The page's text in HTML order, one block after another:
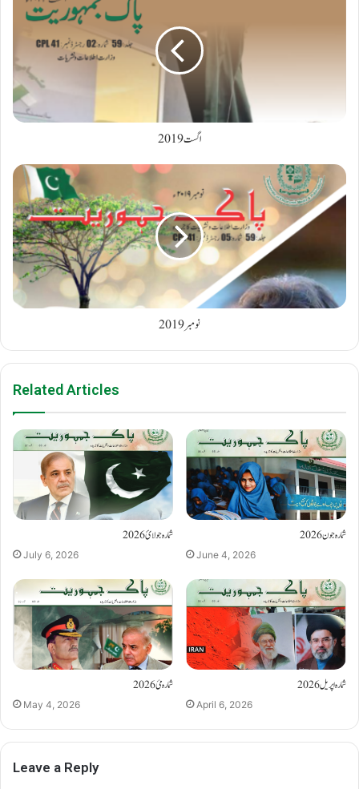
اگست 2019
نومبر 2019
Related Articles
شمارہ جولائ 2026
July 6, 2026
شمارہ جون 2026
June 4, 2026
شمارہ مئ 2026
May 4, 2026
شمارہ اپریل 2026
April 6, 2026
Leave a Reply